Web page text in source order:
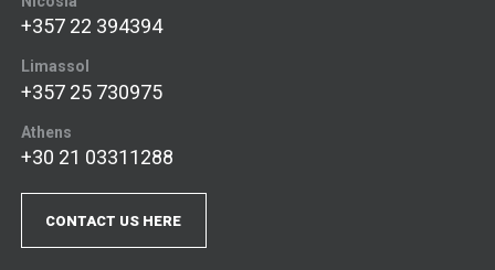
+357 22 394394
Limassol
+357 25 730975
Athens
+30 21 03311288
CONTACT US HERE